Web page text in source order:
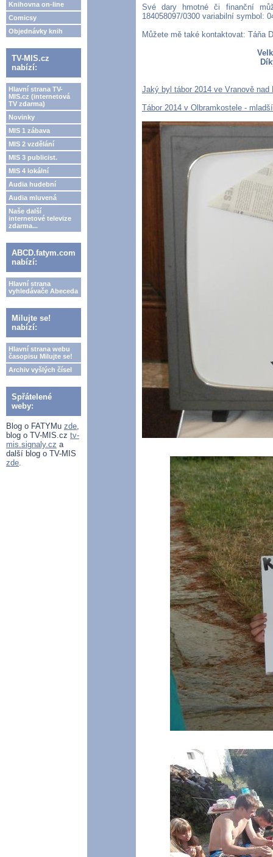
Knihovna on-line
Comicsy
Objednávky knih
TV-MIS.cz
nabízí:
Hlavní strana TV-
MIS.cz (internetová
TV zdarma)
Novinky
MIS 1 zábava
MIS 2 vzdělání
MIS 3 publicist.
MIS 4 lokální
Audia hudební
Audia mluvená
Naše další
internetové televize
zdarma...
ABCD.fatym.com
nabízí:
Hlavní strana
vyhledávače Abeceda
Milujte se!
nabízí:
Hlavní strana webu
časopisu Milujte se!
Archiv vyšlých čísel
Spřátelené
weby:
Blog o FATYMu zde,
blog o TV-MIS.cz tv-
mis.signaly.cz a
další blog o TV-MIS
zde.
Své dary hmotné či finanční
184058097/0300 variabilní symbol:
Můžete mě také kontaktovat: Táňa
Jaký byl tábor 2014 ve Vranově
Tábor 2014 v Olbramkostele -